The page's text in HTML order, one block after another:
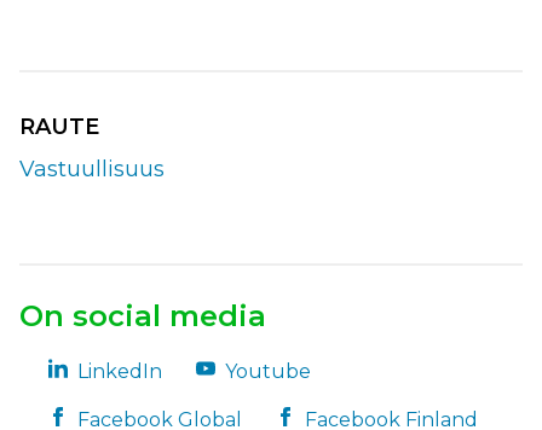
RAUTE
Vastuullisuus
On social media
LinkedIn Youtube
Facebook Global Facebook Finland